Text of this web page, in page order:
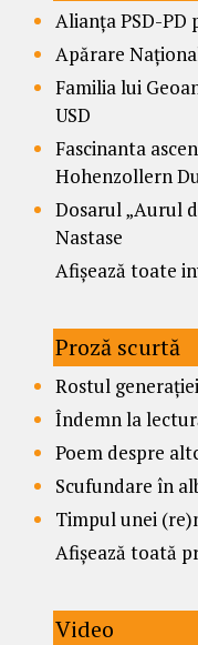
Alianța PSD-
Apărare
Familia lui
USD
Fascinanta
Hohenzollern
Dosarul „Aurul
Nastase
Afișează toate
Proză scurtă
Rostul
Îndemn la
Poem despre
Scufundare în
Timpul unei
Afișează toată
Video